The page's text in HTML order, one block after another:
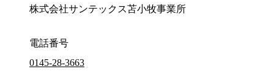
株式会社サンテックス苫小牧事業所
電話番号
0145-28-3663